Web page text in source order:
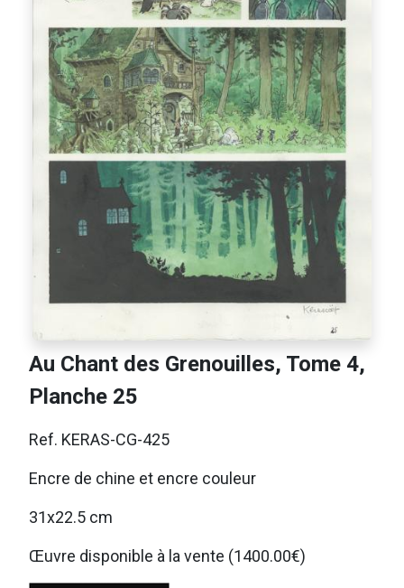
Au Chant des Grenouilles, Tome 4,
Planche 25
Ref. KERAS-CG-425
Encre de chine et encre couleur
31x22.5 cm
Œuvre disponible à la vente (1400.00€)